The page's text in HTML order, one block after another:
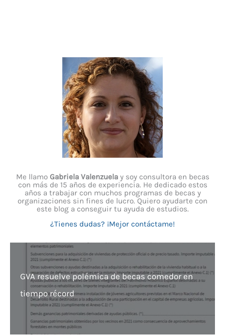
Me llamo Gabriela Valenzuelay soy consultora en becas
con más de 15 años de experiencia. He dedicado estos
años a trabajar con muchos programas de becas y
organizaciones sin fines de lucro. Quiero ayudarte con
este blog a conseguir tu ayuda de estudios.
¿Tienes dudas? ¡Mejor contáctame!
GVA resuelve polémica de becas comedor en
tiempo récord